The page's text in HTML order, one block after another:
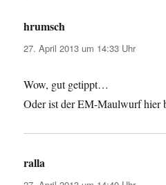
hrumsch
27. April 2013 um 14:33 Uhr
Wow, gut getippt…
Oder ist der EM-Maulwurf hier
ralla